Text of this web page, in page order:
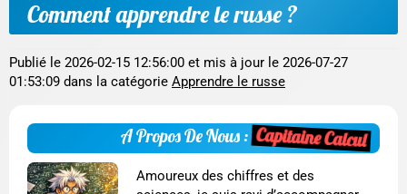
Comment apprendre le russe ?
Publié le 2026-02-15 12:56:00 et mis à jour le 2026-07-27
01:53:09 dans la catégorie Apprendre le russe
A Propos De Nous :Capitaine Calcul
Amoureux des chiffres et des